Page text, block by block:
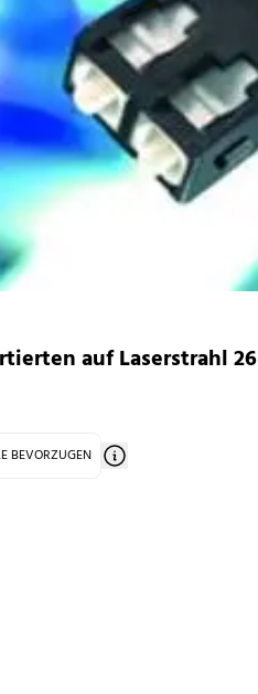
auf Laserstrahl
BEVORZUGEN